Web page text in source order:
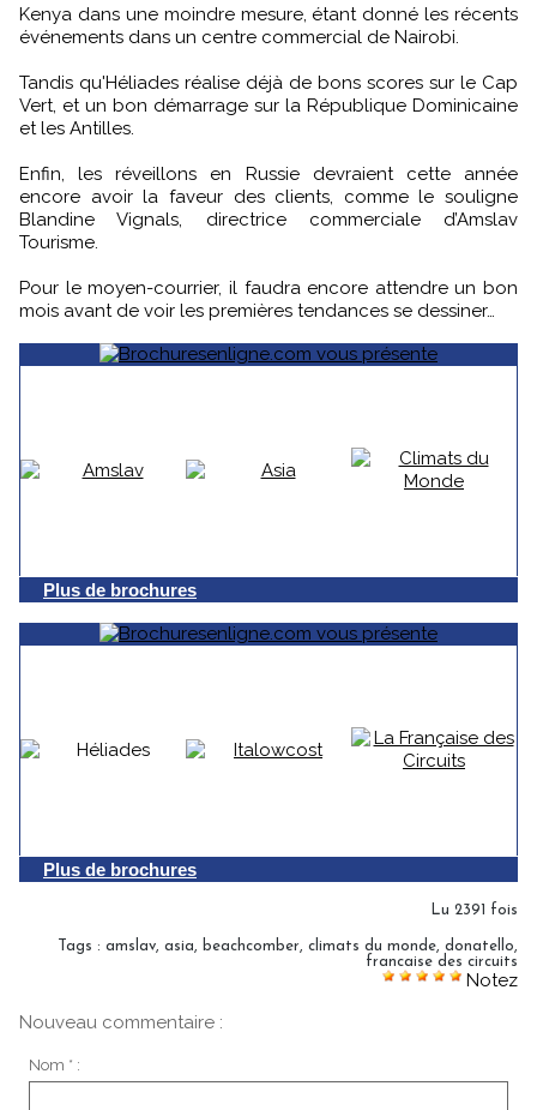
Kenya dans une moindre mesure, étant donné les récents
événements dans un centre commercial de Nairobi.
Tandis qu'Héliades réalise déjà de bons scores sur le Cap
Vert, et un bon démarrage sur la République Dominicaine
et les Antilles.
Enfin, les réveillons en Russie devraient cette année
encore avoir la faveur des clients, comme le souligne
Blandine Vignals, directrice commerciale d’Amslav
Tourisme.
Pour le moyen-courrier, il faudra encore attendre un bon
mois avant de voir les premières tendances se dessiner…
Plus de brochures
Plus de brochures
Lu 2391 fois
Tags : amslav, asia, beachcomber, climats du monde, donatello,
francaise des circuits
Notez
Nouveau commentaire :
Nom * :